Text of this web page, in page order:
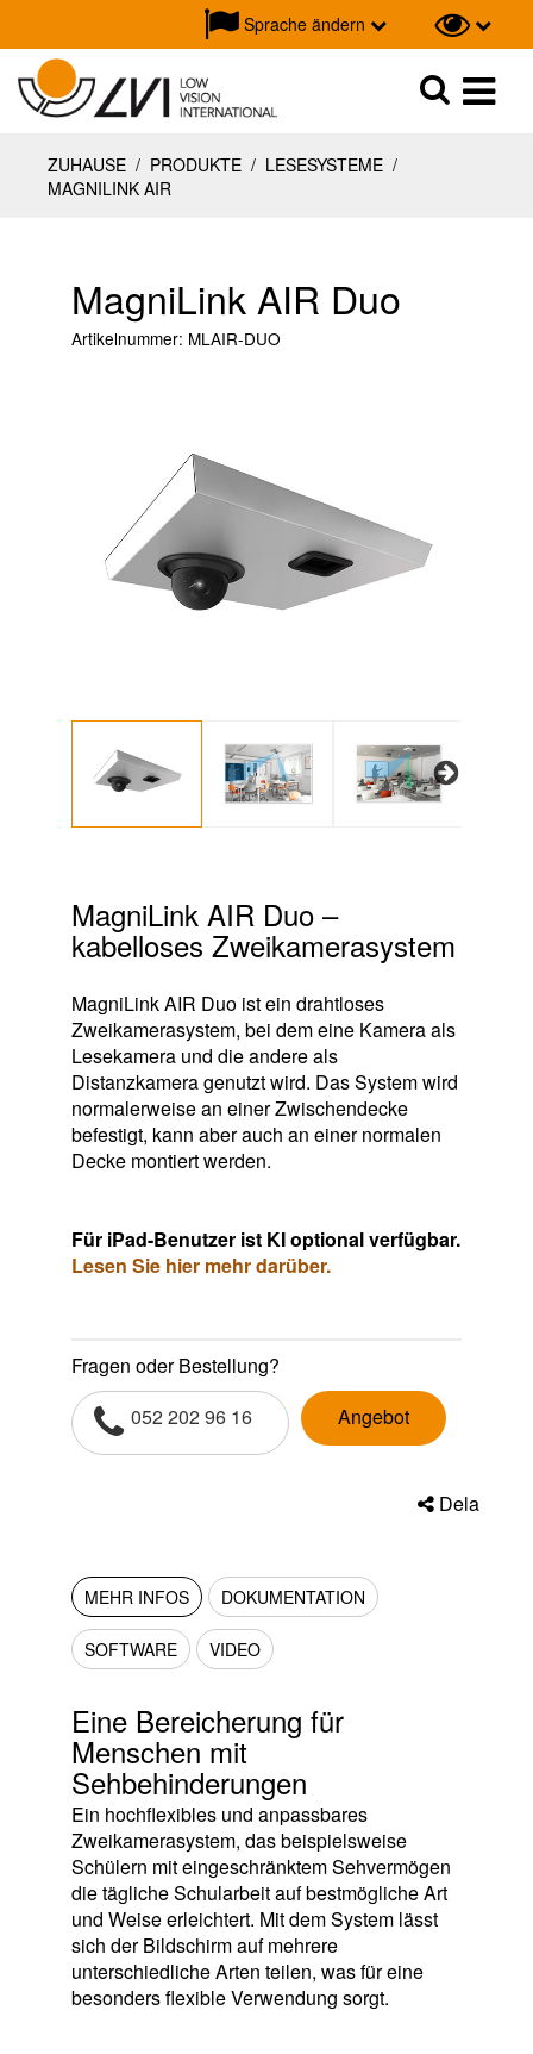
Sprache ändern
Suche
ZUHAUSE / PRODUKTE / LESESYSTEME /
MAGNILINK AIR
MagniLink AIR Duo
Artikelnummer: MLAIR-DUO
Next
MagniLink AIR Duo –
kabelloses Zweikamerasystem
MagniLink AIR Duo ist ein drahtloses
Zweikamerasystem, bei dem eine Kamera als
Lesekamera und die andere als
Distanzkamera genutzt wird. Das System wird
normalerweise an einer Zwischendecke
befestigt, kann aber auch an einer normalen
Decke montiert werden.
Für iPad-Benutzer ist KI optional verfügbar.
Lesen Sie hier mehr darüber.
Fragen oder Bestellung?
052 202 96 16
Angebot
Dela
MEHR INFOS DOKUMENTATION
SOFTWARE VIDEO
Eine Bereicherung für
Menschen mit
Sehbehinderungen
Ein hochflexibles und anpassbares
Zweikamerasystem, das beispielsweise
Schülern mit eingeschränktem Sehvermögen
die tägliche Schularbeit auf bestmögliche Art
und Weise erleichtert. Mit dem System lässt
sich der Bildschirm auf mehrere
unterschiedliche Arten teilen, was für eine
besonders flexible Verwendung sorgt.